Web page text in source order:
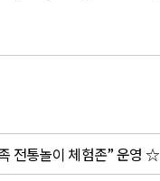
전통놀이 체험존” 운영 ☆